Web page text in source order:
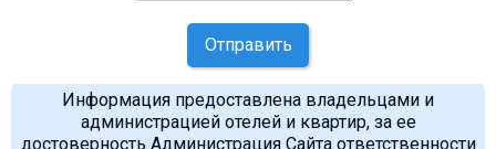
Отправить
Информация предоставлена владельцами и
администрацией отелей и квартир, за ее
достоверность Администрация Сайта ответственности